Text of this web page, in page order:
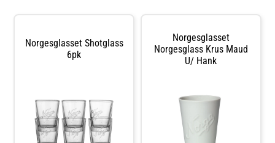
Norgesglasset Shotglass
6pk
Norgesglasset
Norgesglass Krus Maud
U/ Hank